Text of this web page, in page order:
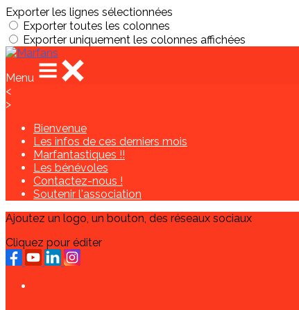
Exporter les lignes sélectionnées
Exporter toutes les colonnes
Exporter uniquement les colonnes affichées
Menu
<
>
Bienvenue
Les infos de ces derniers mois
Marfantastiques !!
Les bénévoles
Contactez-nous !
Soutenir l'association
Ajoutez un logo, un bouton, des réseaux sociaux
Cliquez pour éditer